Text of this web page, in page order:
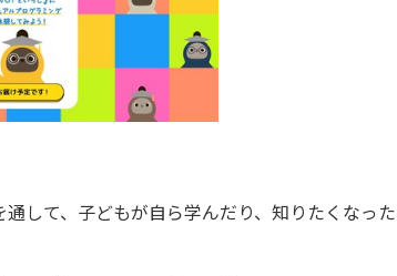
して、子どもが自ら学んだり、知りたくなっ